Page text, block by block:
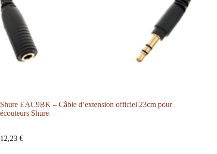
Shure EAC9BK – Câble d’extension officiel 23cm pour
écouteurs Shure
12,23 €